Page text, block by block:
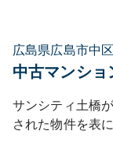
広島県広島市中
中古マンショ
サンシティ土橋
された物件を表